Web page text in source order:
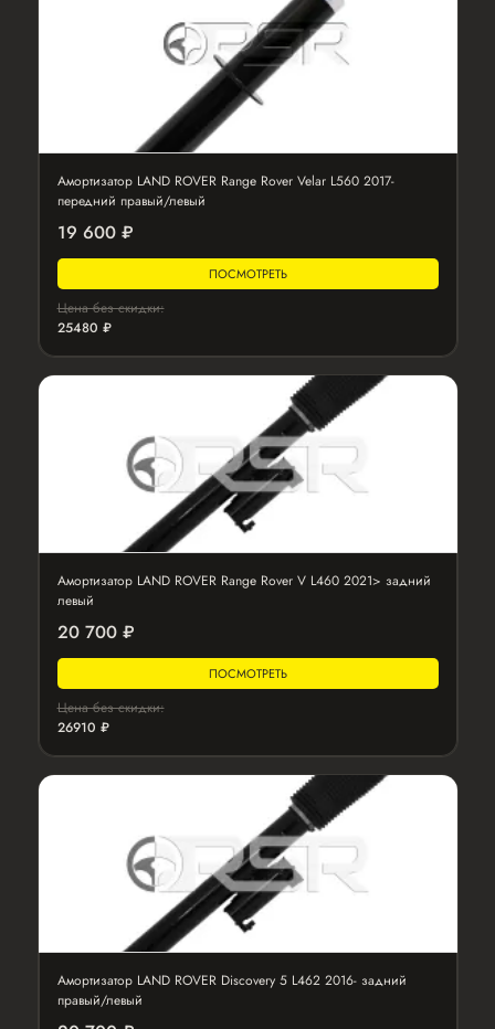
Амортизатор LAND ROVER Range Rover Velar L560 2017-
передний правый/левый
19 600 ₽
ПОСМОТРЕТЬ
Цена без скидки:
25480 ₽
Амортизатор LAND ROVER Range Rover V L460 2021> задний
левый
20 700 ₽
ПОСМОТРЕТЬ
Цена без скидки:
26910 ₽
Амортизатор LAND ROVER Discovery 5 L462 2016- задний
правый/левый